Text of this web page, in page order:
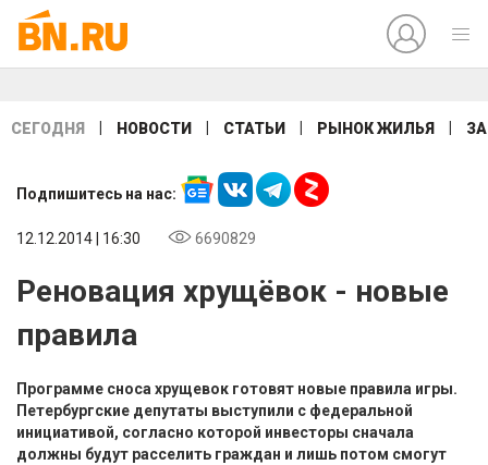
СЕГОДНЯ НОВОСТИ СТАТЬИ РЫНОК ЖИЛЬЯ
Подпишитесь на нас:
12.12.2014 | 16:30 6690829
Реновация хрущёвок - новые
правила
Программе сноса хрущевок готовят новые правила игры.
Петербургские депутаты выступили с федеральной
инициативой, согласно которой инвесторы сначала
должны будут расселить граждан и лишь потом смогут